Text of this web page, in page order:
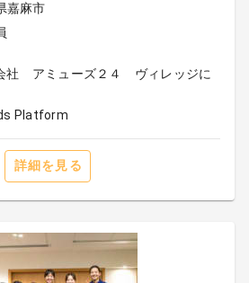
嘉麻市
社 アミューズ２４ ヴィレッジに
Platform
詳細を見る